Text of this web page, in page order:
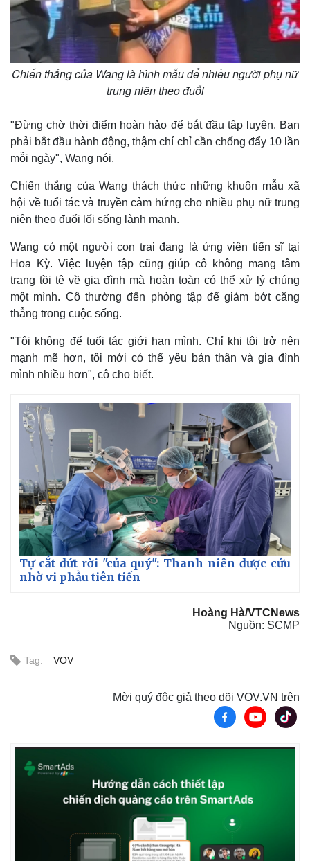
Kinh tế
Tiêu dùng
Chứng khoán
Chiến thắng của Wang là hình mẫu để nhiều người phụ nữ
trung niên theo đuổi
"Đừng chờ thời điểm hoàn hảo để bắt đầu tập luyện. Bạn
phải bắt đầu hành động, thậm chí chỉ cần chống đẩy 10 lần
mỗi ngày", Wang nói.
Chiến thắng của Wang thách thức những khuôn mẫu xã
hội về tuổi tác và truyền cảm hứng cho nhiều phụ nữ trung
niên theo đuổi lối sống lành mạnh.
Wang có một người con trai đang là ứng viên tiến sĩ tại
Hoa Kỳ. Việc luyện tập cũng giúp cô không mang tâm
trạng tồi tệ về gia đình mà hoàn toàn có thể xử lý chúng
một mình. Cô thường đến phòng tập để giảm bớt căng
thẳng trong cuộc sống.
"Tôi không để tuổi tác giới hạn mình. Chỉ khi tôi trở nên
mạnh mẽ hơn, tôi mới có thể yêu bản thân và gia đình
mình nhiều hơn", cô cho biết.
Tự cắt đứt rời "của quý": Thanh niên được cứu
nhờ vi phẫu tiên tiến
Hoàng Hà/VTCNews
Nguồn: SCMP
Tag: VOV
Mời quý độc giả theo dõi VOV.VN trên